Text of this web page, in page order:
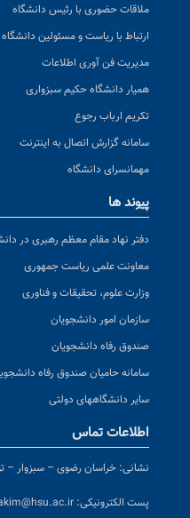
ملاقات حضوری با رئیس دانشگاه
ارتباط با ریاست و مسئولین دانشگاه
مدیریت فن آوری اطلاعات
همیار دانشگاه حکیم سبزواری
تکریم ارباب رجوع
سامانه گزارش اتصال به اینترنت
مهمانسرای دانشگاه
پیوند ها
دفتر نهاد مقام معظم رهبری در
معاونت علمی ریاست جمهوری
وزارت علوم، تحقیقات و فناوری
سازمان امور دانشجویان
صندوق رفاه دانشجویان
سامانه حامیان صندوق رفاه
سایر دانشگاههای دولتی
اطلاعات تماس
نشانی: خراسان رضوی – سبزوار –
پست الکترونیکی: